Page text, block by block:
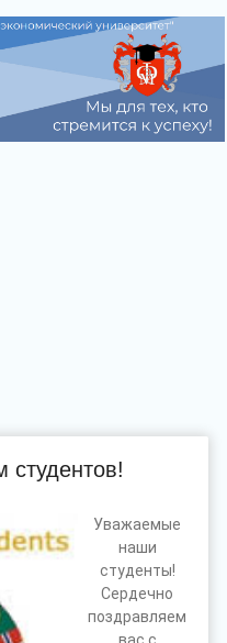
Уважаемые
наши
студенты!
Сердечно
поздравляем